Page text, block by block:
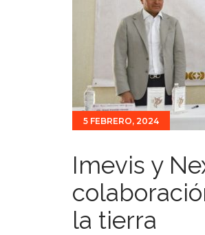
5 FEBRERO, 2024
Imevis y
la tierra